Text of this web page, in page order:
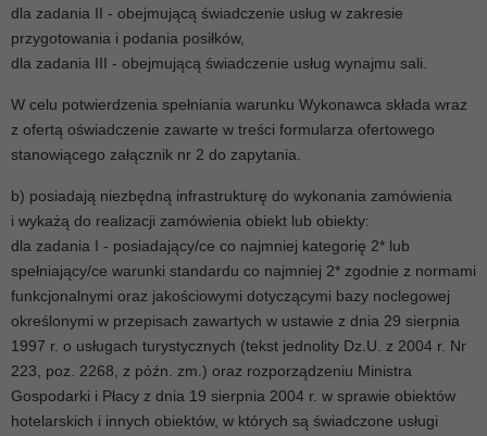
dla zadania II - obejmującą świadczenie usług w zakresie
przygotowania i podania posiłków,
dla zadania III - obejmującą świadczenie usług wynajmu sali.
W celu potwierdzenia spełniania warunku Wykonawca składa wraz
z ofertą oświadczenie zawarte w treści formularza ofertowego
stanowiącego załącznik nr 2 do zapytania.
b) posiadają niezbędną infrastrukturę do wykonania zamówienia
i wykażą do realizacji zamówienia obiekt lub obiekty:
dla zadania I - posiadający/ce co najmniej kategorię 2* lub
spełniający/ce warunki standardu co najmniej 2* zgodnie z normami
funkcjonalnymi oraz jakościowymi dotyczącymi bazy noclegowej
określonymi w przepisach zawartych w ustawie z dnia 29 sierpnia
1997 r. o usługach turystycznych (tekst jednolity Dz.U. z 2004 r. Nr
223, poz. 2268, z późn. zm.) oraz rozporządzeniu Ministra
Gospodarki i Płacy z dnia 19 sierpnia 2004 r. w sprawie obiektów
hotelarskich i innych obiektów, w których są świadczone usługi